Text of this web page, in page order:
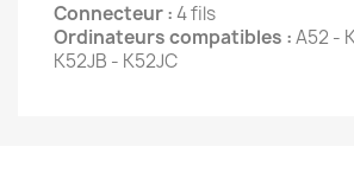
Connecteur :4 fils
Ordinateurs compatibles :A52 -
K52JB - K52JC